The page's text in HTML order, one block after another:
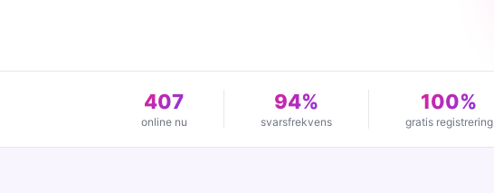
407
online nu
94%
svarsfrekvens
100%
gratis registrering